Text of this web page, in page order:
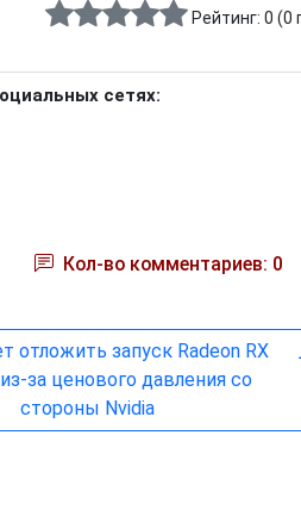
Рейтинг: 0 (0
сетях:
Кол-во комментариев: 0
отложить запуск Radeon RX
за ценового давления со
стороны Nvidia